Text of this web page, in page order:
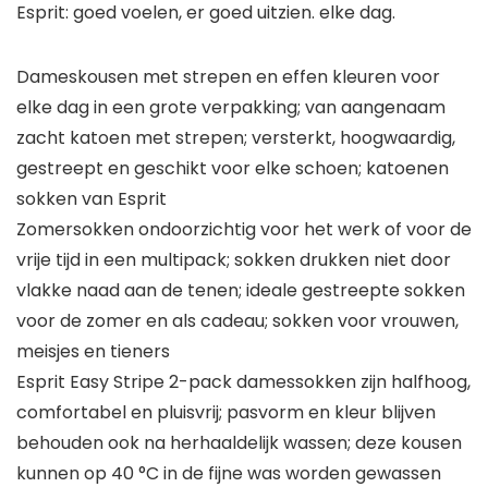
Esprit: goed voelen, er goed uitzien. elke dag.
Dameskousen met strepen en effen kleuren voor
elke dag in een grote verpakking; van aangenaam
zacht katoen met strepen; versterkt, hoogwaardig,
gestreept en geschikt voor elke schoen; katoenen
sokken van Esprit
Zomersokken ondoorzichtig voor het werk of voor de
vrije tijd in een multipack; sokken drukken niet door
vlakke naad aan de tenen; ideale gestreepte sokken
voor de zomer en als cadeau; sokken voor vrouwen,
meisjes en tieners
Esprit Easy Stripe 2-pack damessokken zijn halfhoog,
comfortabel en pluisvrij; pasvorm en kleur blijven
behouden ook na herhaaldelijk wassen; deze kousen
kunnen op 40 °C in de fijne was worden gewassen